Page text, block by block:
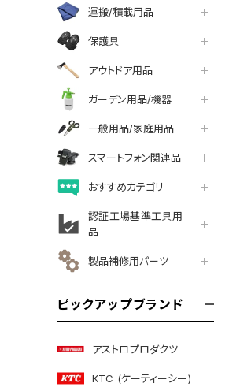
運搬/積載用品
保護具
アウトドア用品
ガーデン用品/機器
一般用品/家庭用品
スマートフォン関連品
おすすめカテゴリ
認証工場基準工具用
品
製品補修用パーツ
ピックアップブランド
アストロプロダクツ
KTC (ケーティーシー)